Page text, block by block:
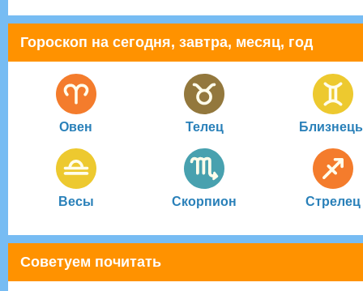
Гороскоп на сегодня, завтра, месяц, год
Овен Телец
Весы Скорпион Стрелец
Советуем почитать